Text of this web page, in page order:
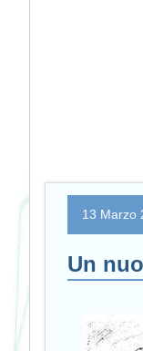
13 Marzo
Un